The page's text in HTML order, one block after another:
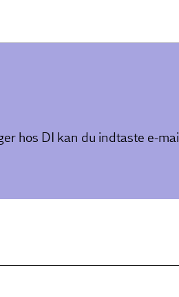
hos DI kan du indtaste e-